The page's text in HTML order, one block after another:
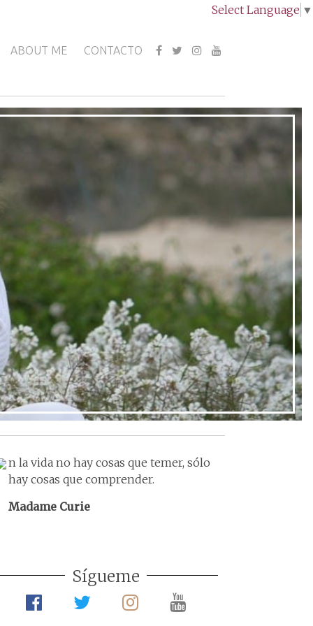
Select Language ▼
ABOUT ME CONTACTO
n la vida no hay cosas que temer, sólo
hay cosas que comprender.
Madame Curie
Sígueme